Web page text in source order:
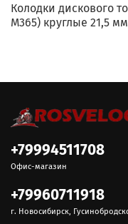
Колодки дискового
M365) круглые 21,5
+79994511708
Офис-магазин
+79960711918
г. Новосибирск,